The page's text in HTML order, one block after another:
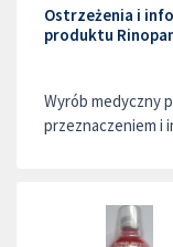
Ostrzeżenia i
produktu
Wyrób medyczny
przeznaczeniem i